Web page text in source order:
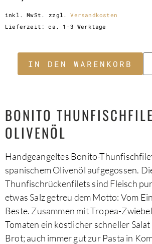
inkl. MwSt. zzgl.Versandkosten
Lieferzeit:ca. 1-3 Werktage
IN DEN WARENKORB
JETZT
BONITO
OLIVENÖL
Handgeangeltes Bonito-
spanischem Olivenöl aufgegossen.
Thunfischrückenfilets sind Fleisch
etwas Salz getreu dem Motto: Vom
Beste. Zusammen mit Tropea-
Tomaten ein köstlicher schneller
Brot; auch immer gut zur Pasta in